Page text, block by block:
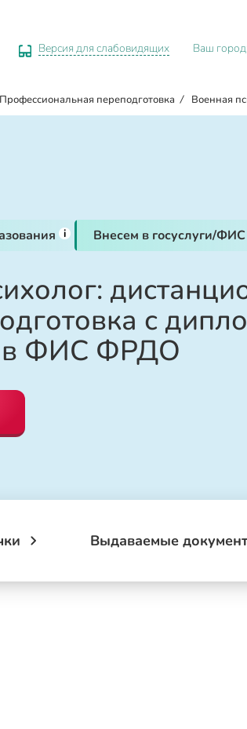
Версия для слабовидящих Ваш город:
Профессиональная переподготовка / Военная
i Внесем в госуслуги/
с
в ФИС ФРДО
Выдаваемые